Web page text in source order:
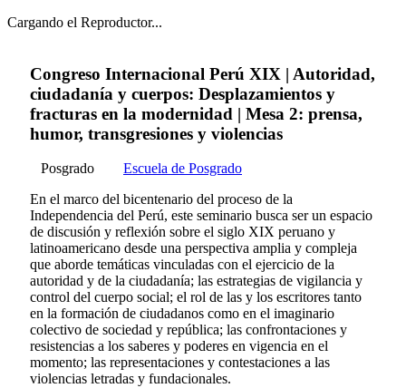
Cargando el Reproductor...
Congreso Internacional Perú XIX | Autoridad,
ciudadanía y cuerpos: Desplazamientos y
fracturas en la modernidad | Mesa 2: prensa,
humor, transgresiones y violencias
Posgrado
Escuela de Posgrado
En el marco del bicentenario del proceso de la
Independencia del Perú, este seminario busca ser un espacio
de discusión y reflexión sobre el siglo XIX peruano y
latinoamericano desde una perspectiva amplia y compleja
que aborde temáticas vinculadas con el ejercicio de la
autoridad y de la ciudadanía; las estrategias de vigilancia y
control del cuerpo social; el rol de las y los escritores tanto
en la formación de ciudadanos como en el imaginario
colectivo de sociedad y república; las confrontaciones y
resistencias a los saberes y poderes en vigencia en el
momento; las representaciones y contestaciones a las
violencias letradas y fundacionales.